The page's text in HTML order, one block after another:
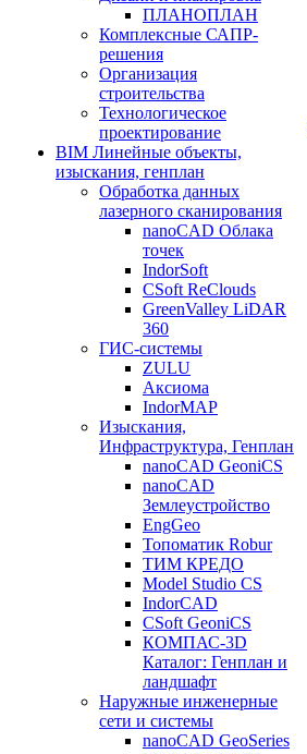
ПЛАНОПЛАН
Комплексные САПР-
решения
Организация
строительства
Технологическое
проектирование
BIM Линейные объекты,
изыскания, генплан
Обработка данных
лазерного сканирования
nanoCAD Облака
точек
IndorSoft
CSoft ReClouds
GreenValley LiDAR
360
ГИС-системы
ZULU
Аксиома
IndorMAP
Изыскания,
Инфраструктура, Генплан
nanoCAD GeoniCS
nanoCAD
Землеустройство
EngGeo
Топоматик Robur
ТИМ КРЕДО
Model Studio CS
IndorCAD
CSoft GeoniCS
КОМПАС-3D
Каталог: Генплан и
ландшафт
Наружные инженерные
сети и системы
nanoCAD GeoSeries